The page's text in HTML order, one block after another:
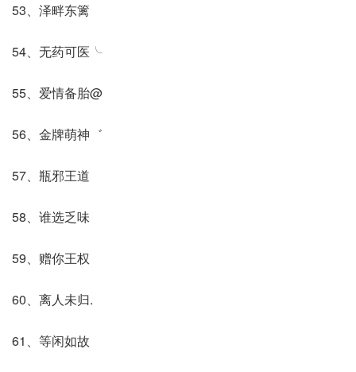
53、泽畔东篱
54、无药可医╰
55、爱情备胎@
56、金牌萌神゛
57、瓶邪王道
58、谁选乏味
59、赠你王权
60、离人未归.
61、等闲如故